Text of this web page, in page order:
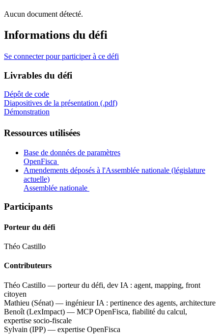
Aucun document détecté.
Informations du défi
Se connecter pour participer à ce défi
Livrables du défi
Dépôt de code
Diapositives de la présentation (.pdf)
Démonstration
Ressources utilisées
Base de données de paramètres
OpenFisca
Amendements déposés à l'Assemblée nationale (législature
actuelle)
Assemblée nationale
Participants
Porteur du défi
Théo Castillo
Contributeurs
Théo Castillo — porteur du défi, dev IA : agent, mapping, front
citoyen
Mathieu (Sénat) — ingénieur IA : pertinence des agents, architecture
Benoît (LexImpact) — MCP OpenFisca, fiabilité du calcul,
expertise socio-fiscale
Sylvain (IPP) — expertise OpenFisca